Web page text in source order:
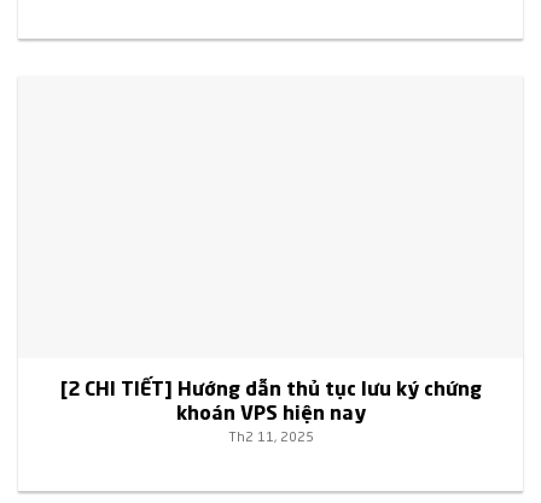
[2 CHI TIẾT] Hướng dẫn thủ tục lưu ký chứng
khoán VPS hiện nay
Th2 11, 2025